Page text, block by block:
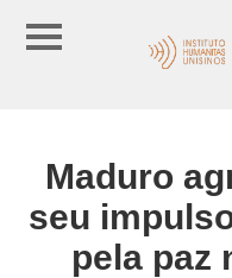
Maduro
seu
pela paz